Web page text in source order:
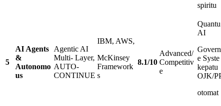
spiritu
5
AI Agents
&
Autonomo
us
Agentic AI
Multi- Layer,
AUTO-
CONTINUE
IBM, AWS,
McKinsey
Framework
s
8.1/10
Advanced/
Competitiv
e
Quantu
AI
Govern
e Syste
kepatu
OJK/
otomat